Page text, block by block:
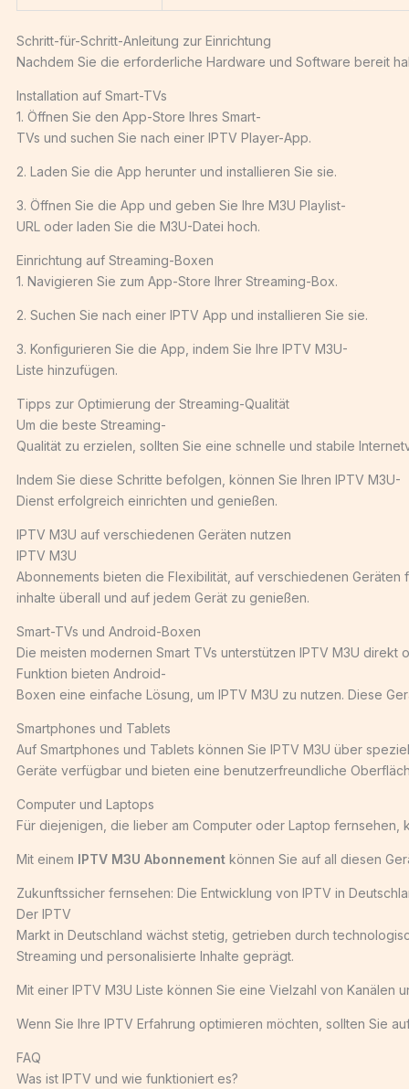
Schritt-für-Schritt-Anleitung zur Einrichtung
Nachdem Sie die erforderliche Hardware und Software bereit
Installation auf Smart-TVs
1. Öffnen Sie den App-Store Ihres Smart-
TVs und suchen Sie nach einer IPTV Player-App.
2. Laden Sie die App herunter und installieren Sie sie.
3. Öffnen Sie die App und geben Sie Ihre M3U Playlist-
URL oder laden Sie die M3U-Datei hoch.
Einrichtung auf Streaming-Boxen
1. Navigieren Sie zum App-Store Ihrer Streaming-Box.
2. Suchen Sie nach einer IPTV App und installieren Sie sie.
3. Konfigurieren Sie die App, indem Sie Ihre IPTV M3U-
Liste hinzufügen.
Tipps zur Optimierung der Streaming-Qualität
Um die beste Streaming-
Qualität zu erzielen, sollten Sie eine schnelle und stabile
Indem Sie diese Schritte befolgen, können Sie Ihren IPTV M3U-
Dienst erfolgreich einrichten und genießen.
IPTV M3U auf verschiedenen Geräten nutzen
IPTV M3U
Abonnements bieten die Flexibilität, auf verschiedenen
inhalte überall und auf jedem Gerät zu genießen.
Smart-TVs und Android-Boxen
Die meisten modernen Smart TVs unterstützen IPTV M3U
Funktion bieten Android-
Boxen eine einfache Lösung, um IPTV M3U zu nutzen. Diese
Smartphones und Tablets
Auf Smartphones und Tablets können Sie IPTV M3U über
Geräte verfügbar und bieten eine benutzerfreundliche
Computer und Laptops
Für diejenigen, die lieber am Computer oder Laptop
Mit einem IPTV M3U Abonnementkönnen Sie auf all diesen
Zukunftssicher fernsehen: Die Entwicklung von IPTV in
Der IPTV
Markt in Deutschland wächst stetig, getrieben durch
Streaming und personalisierte Inhalte geprägt.
Mit einer IPTV M3U Liste können Sie eine Vielzahl von
Wenn Sie Ihre IPTV Erfahrung optimieren möchten, sollten Sie
FAQ
Was ist IPTV und wie funktioniert es?